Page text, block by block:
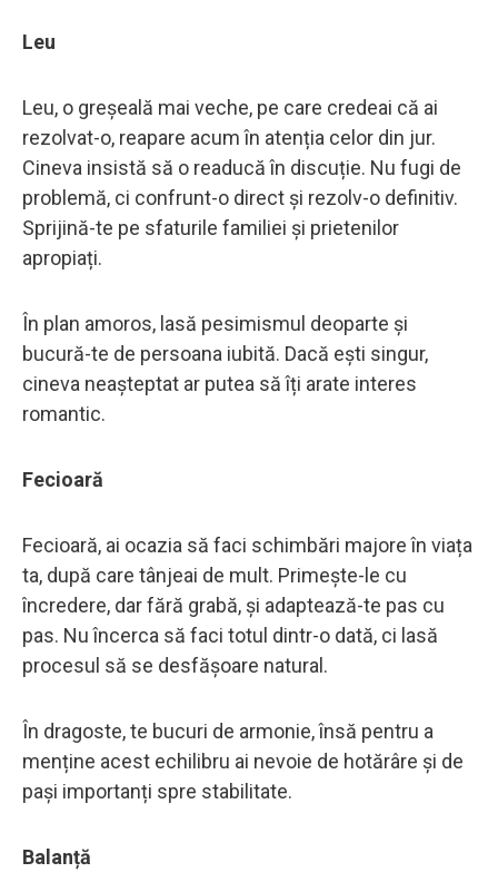
Leu
Leu, o greșeală mai veche, pe care credeai că ai
rezolvat-o, reapare acum în atenția celor din jur.
Cineva insistă să o readucă în discuție. Nu fugi de
problemă, ci confrunt-o direct și rezolv-o definitiv.
Sprijină-te pe sfaturile familiei și prietenilor
apropiați.
În plan amoros, lasă pesimismul deoparte și
bucură-te de persoana iubită. Dacă ești singur,
cineva neașteptat ar putea să îți arate interes
romantic.
Fecioară
Fecioară, ai ocazia să faci schimbări majore în viața
ta, după care tânjeai de mult. Primește-le cu
încredere, dar fără grabă, și adaptează-te pas cu
pas. Nu încerca să faci totul dintr-o dată, ci lasă
procesul să se desfășoare natural.
În dragoste, te bucuri de armonie, însă pentru a
menține acest echilibru ai nevoie de hotărâre și de
pași importanți spre stabilitate.
Balanță